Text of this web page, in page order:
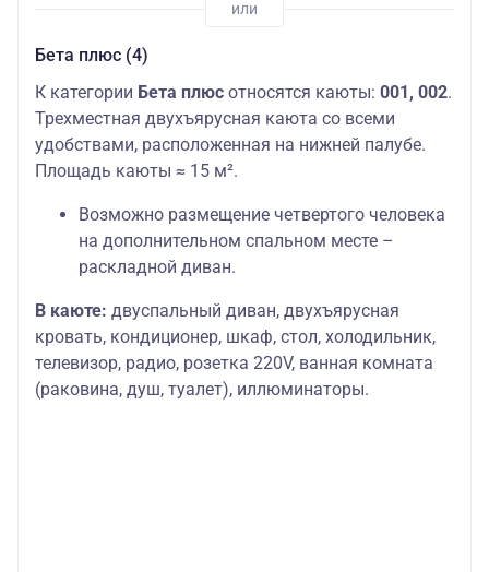
Бета плюс (4)
К категории Бета плюс относятся каюты: 001, 002.
Трехместная двухъярусная каюта со всеми
удобствами, расположенная на нижней палубе.
Площадь каюты ≈ 15 м².
Возможно размещение четвертого человека
на дополнительном спальном месте –
раскладной диван.
В каюте: двуспальный диван, двухъярусная
кровать, кондиционер, шкаф, стол, холодильник,
телевизор, радио, розетка 220V, ванная комната
(раковина, душ, туалет), иллюминаторы.